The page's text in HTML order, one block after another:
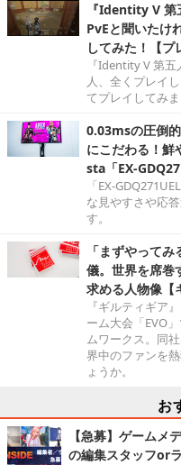
『Identity V 第
PvEと聞いたけ
してみた！【プ
『Identity V 第
人、全くプレイ
てプレイしてみま
0.03msの圧倒
にこだわる！鮮
sta「EX-
「EX-
な見やすさや応
す。
「まずやって
儀。世界を席巻
求める人物像【
『ギルティギア
ーム大会「EVO
ムワークス。同
界中のファンを
ょうか。
お
【急募】ゲームメ
の編集スタッフor